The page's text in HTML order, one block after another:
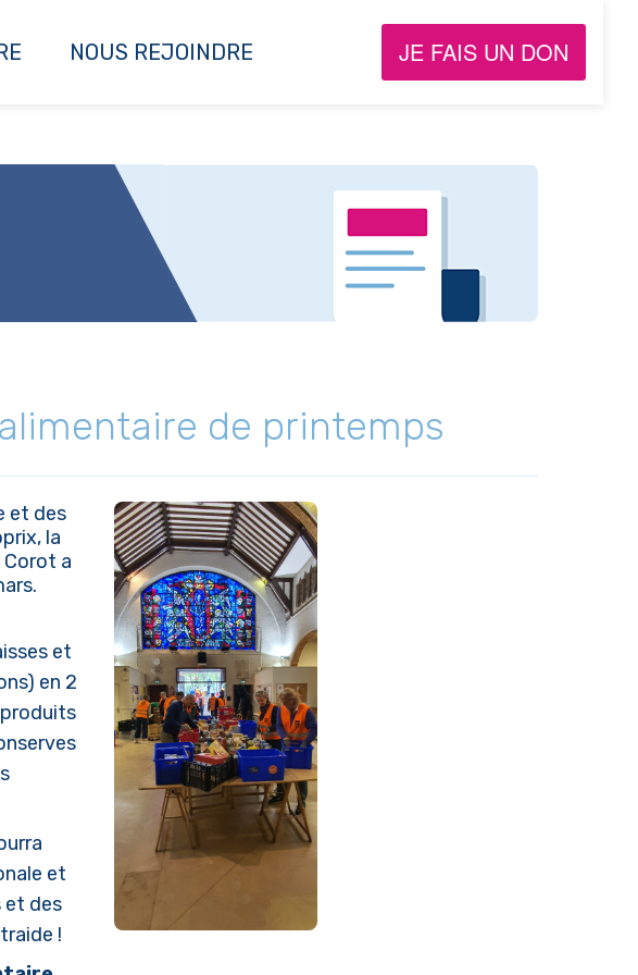
NOUS REJOINDRE JE FAIS UN DON
de printemps
et des
la
Corot a
et
en 2
et
et des
!